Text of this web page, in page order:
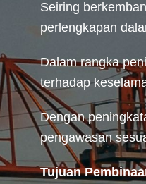
Seiring
perlengkapan
Dalam rangka
terhadap
Dengan
pengawasan
Tujuan